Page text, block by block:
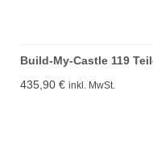
Build-My-Castle 119
435,90 € inkl. MwSt.